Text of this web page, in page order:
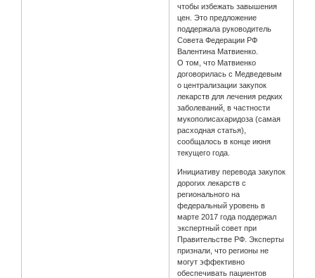
чтобы избежать завышения
цен. Это предложение
поддержала руководитель
Совета Федерации РФ
Валентина Матвиенко.
О том, что Матвиенко
договорилась с Медведевым
о централизации закупок
лекарств для лечения редких
заболеваний, в частности
мукополисахаридоза (самая
расходная статья),
сообщалось в конце июня
текущего года.
Инициативу перевода закупок
дорогих лекарств с
регионального на
федеральный уровень в
марте 2017 года поддержал
экспертный совет при
Правительстве РФ. Эксперты
признали, что регионы не
могут эффективно
обеспечивать пациентов